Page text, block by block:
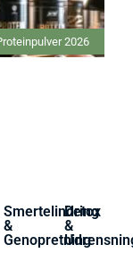
2026
Smertelindring
&
Genopretning
Detox
&